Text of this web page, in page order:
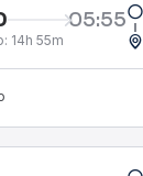
05:55
14h 55m